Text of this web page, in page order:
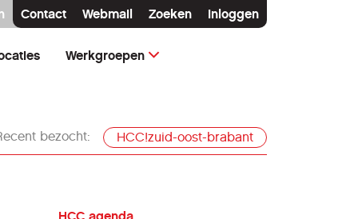
Contact Webmail Zoeken Inloggen
Werkgroepen
bezocht: HCC!zuid-oost-brabant